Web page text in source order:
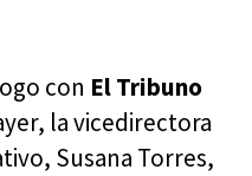
con El Tribuno
la vicedirectora
Susana Torres,